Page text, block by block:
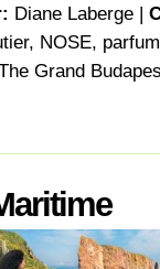
Diane Laberge |
, NOSE,
Grand